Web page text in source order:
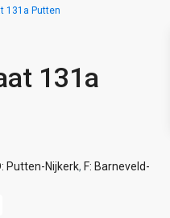
131a Putten
131a
Putten-Nijkerk, F: Barneveld-